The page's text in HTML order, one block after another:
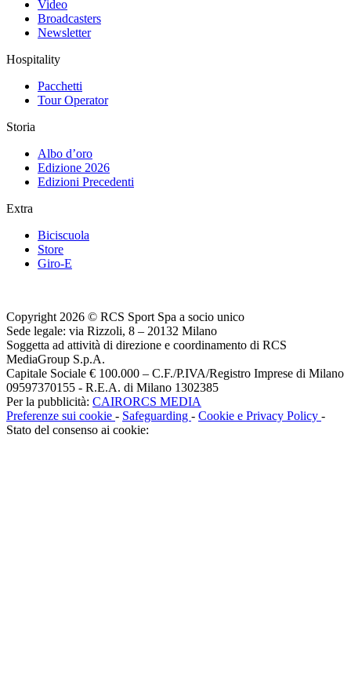
Video
Broadcasters
Newsletter
Hospitality
Pacchetti
Tour Operator
Storia
Albo d’oro
Edizione 2026
Edizioni Precedenti
Extra
Biciscuola
Store
Giro-E
Copyright 2026 © RCS Sport Spa a socio unico
Sede legale: via Rizzoli, 8 – 20132 Milano
Soggetta ad attività di direzione e coordinamento di RCS
MediaGroup S.p.A.
Capitale Sociale € 100.000 – C.F./P.IVA/Registro Imprese di Milano
09597370155 - R.E.A. di Milano 1302385
Per la pubblicità: CAIRORCS MEDIA
Preferenze sui cookie - Safeguarding - Cookie e Privacy Policy -
Stato del consenso ai cookie: